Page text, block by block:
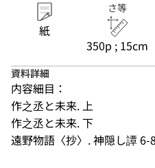
紙
さ等
350p ; 15cm
資料詳細
内容細目：
作之丞と未来. 上
作之丞と未来. 下
遠野物語〈抄〉. 神隠し譚 6-